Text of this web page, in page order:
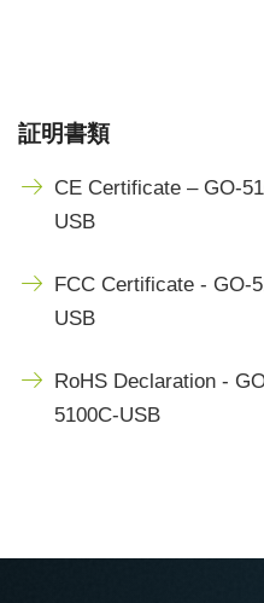
証明書類
CE Certificate – GO-
USB
FCC Certificate - GO-
USB
RoHS Declaration -
5100C-USB